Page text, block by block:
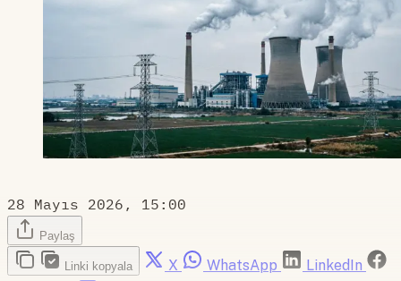
28 Mayıs 2026, 15:00
Paylaş
Linki kopyala X WhatsApp
LinkedIn